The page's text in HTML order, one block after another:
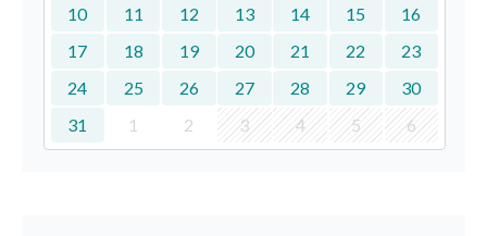
10
11 12 13 14 15
16
17
18 19 20 21 22
23
24
25 26 27 28 29
30
31
1 2 3 4 5 6